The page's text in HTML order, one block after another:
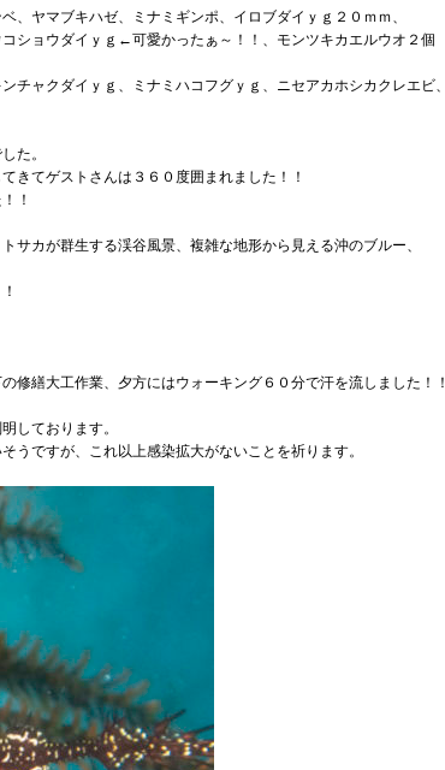
、ヤマブキハゼ、ミナミギンポ、イロブダイｙｇ２０ｍｍ、
ショウダイｙｇ←可愛かったぁ～！！、モンツキカエルウオ２個
チャクダイｙｇ、ミナミハコフグｙｇ、ニセアカホシカクレエビ、
た。
きてゲストさんは３６０度囲まれました！！
！
サカが群生する渓谷風景、複雑な地形から見える沖のブルー、
修繕大工作業、夕方にはウォーキング６０分で汗を流しました！！
しております。
うですが、これ以上感染拡大がないことを祈ります。